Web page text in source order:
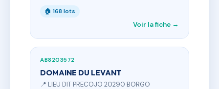
🏠 168 lots
Voir la fiche →
AB8203572
DOMAINE DU LEVANT
📍 LIEU DIT PRECOJO 20290 BORGO